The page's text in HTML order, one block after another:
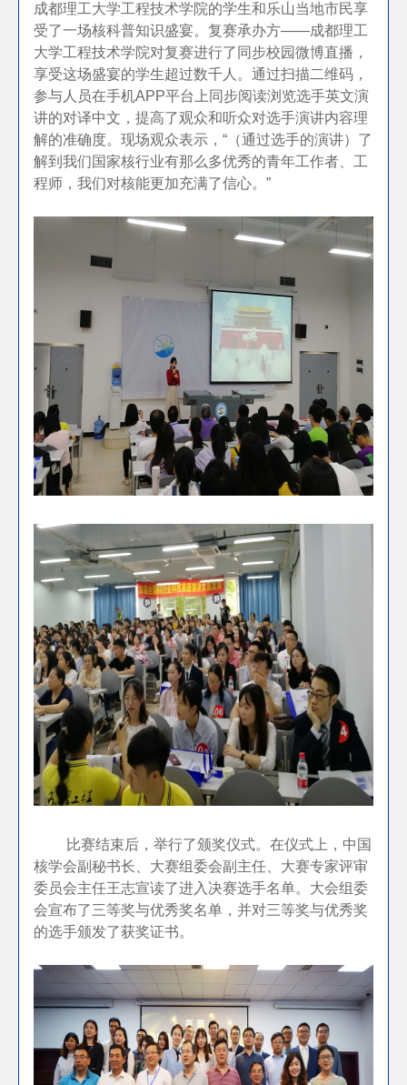
成都理工大学工程技术学院的学生和乐山当地市民享
受了一场核科普知识盛宴。复赛承办方——成都理工
大学工程技术学院对复赛进行了同步校园微博直播，
享受这场盛宴的学生超过数千人。通过扫描二维码，
参与人员在手机APP平台上同步阅读浏览选手英文演
讲的对译中文，提高了观众和听众对选手演讲内容理
解的准确度。现场观众表示，“（通过选手的演讲）了
解到我们国家核行业有那么多优秀的青年工作者、工
程师，我们对核能更加充满了信心。”
比赛结束后，举行了颁奖仪式。在仪式上，中国
核学会副秘书长、大赛组委会副主任、大赛专家评审
委员会主任王志宣读了进入决赛选手名单。大会组委
会宣布了三等奖与优秀奖名单，并对三等奖与优秀奖
的选手颁发了获奖证书。